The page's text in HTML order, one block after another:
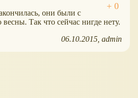
они были с
весны. Так что сейчас нигде нету.
06.10.2015 admin